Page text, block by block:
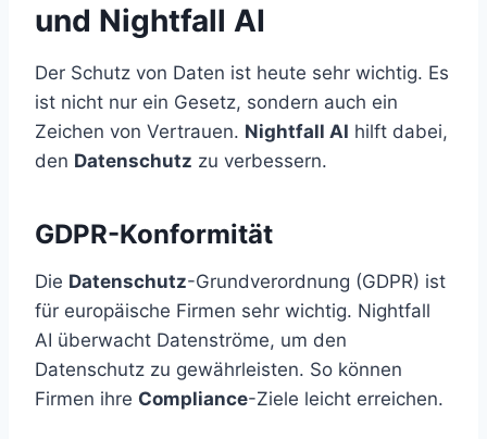
und Nightfall AI
Der Schutz von Daten ist heute sehr wichtig. Es
ist nicht nur ein Gesetz, sondern auch ein
Zeichen von Vertrauen. Nightfall AI hilft dabei,
den Datenschutz zu verbessern.
GDPR-Konformität
Die Datenschutz-Grundverordnung (GDPR) ist
für europäische Firmen sehr wichtig. Nightfall
AI überwacht Datenströme, um den
Datenschutz zu gewährleisten. So können
Firmen ihre Compliance-Ziele leicht erreichen.